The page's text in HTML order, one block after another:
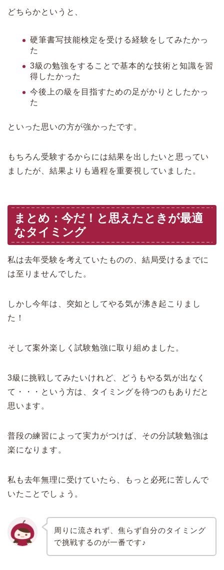
どちらかというと、
硬筆書写技能検定を受ける経験をしてみたかっ
た
3級の勉強をすることで基本的な技術と知識を習
得したかった
今後上の級を目指すための足がかりとしたかっ
た
といった思いの方が強かったです。
もちろん受験するからには結果を出したいと思ってい
ましたが、結果よりも過程を重要視していました。
まとめ：今だ！と思えたときが最適
なタイミング
私は去年受験を考えていたものの、結局受けるまでに
は至りませんでした。
しかし今年は、突如としてやる気が沸き起こりまし
た！
そして案外楽しく試験勉強に取り組めました。
3級に挑戦してみたいけれど、どうもやる気が出なく
て・・・という方は、タイミングを待つのもありだと
思います。
普段の練習によって実力がつけば、その分試験勉強は
楽になります。
私も去年無理に受けていたら、もっと必死に苦しんで
いたことでしょう。
周りに流されず、焦らず自分のタイミング
で挑戦するのが一番です♪